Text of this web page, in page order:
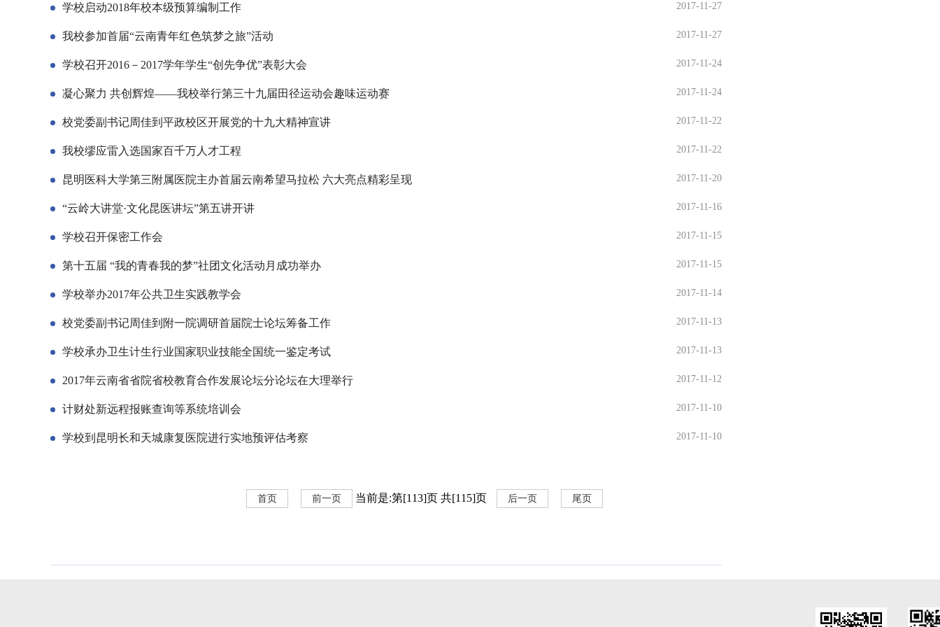
学校启动2018年校本级预算编制工作 2017-11-27
我校参加首届“云南青年红色筑梦之旅”活动 2017-11-27
学校召开2016－2017学年学生“创先争优”表彰大会 2017-11-24
凝心聚力 共创辉煌——我校举行第三十九届田径运动会趣味运动赛 2017-11-24
校党委副书记周佳到平政校区开展党的十九大精神宣讲 2017-11-22
我校缪应雷入选国家百千万人才工程 2017-11-22
昆明医科大学第三附属医院主办首届云南希望马拉松 六大亮点精彩呈现 2017-11-20
“云岭大讲堂·文化昆医讲坛”第五讲开讲 2017-11-16
学校召开保密工作会 2017-11-15
第十五届 “我的青春我的梦”社团文化活动月成功举办 2017-11-15
学校举办2017年公共卫生实践教学会 2017-11-14
校党委副书记周佳到附一院调研首届院士论坛筹备工作 2017-11-13
学校承办卫生计生行业国家职业技能全国统一鉴定考试 2017-11-13
2017年云南省省院省校教育合作发展论坛分论坛在大理举行 2017-11-12
计财处新远程报账查询等系统培训会 2017-11-10
学校到昆明长和天城康复医院进行实地预评估考察 2017-11-10
首页 前一页 当前是:第[113]页 共[115]页 后一页 尾页